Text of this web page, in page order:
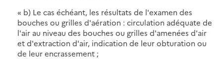
« b) Le cas échéant, les résultats de l'examen des
bouches ou grilles d'aération : circulation adéquate de
l'air au niveau des bouches ou grilles d'amenées d'air
et d'extraction d'air, indication de leur obturation ou
de leur encrassement ;